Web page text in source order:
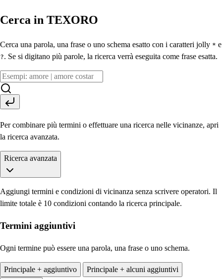
Cerca in TEXORO
Cerca una parola, una frase o uno schema esatto con i caratteri jolly * e
?. Se si digitano più parole, la ricerca verrà eseguita come frase esatta.
Per combinare più termini o effettuare una ricerca nelle vicinanze, apri
la ricerca avanzata.
Ricerca avanzata
Aggiungi termini e condizioni di vicinanza senza scrivere operatori. Il
limite totale è 10 condizioni contando la ricerca principale.
Termini aggiuntivi
Ogni termine può essere una parola, una frase o uno schema.
Principale + aggiuntivo
Principale + alcuni aggiuntivi